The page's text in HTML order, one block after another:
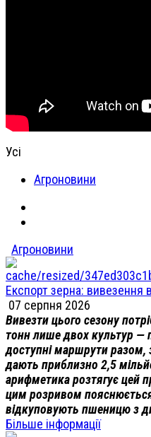
Усі
Агроновини
Агроновини
Експорт зерна: вивезення
07 серпня 2026
Вивезти цього сезону
тонн лише двох культур —
доступні маршрути разом,
дають приблизно 2,5
арифметика розтягує цей
цим розривом
відкуповують пшеницю з
Більше інформації